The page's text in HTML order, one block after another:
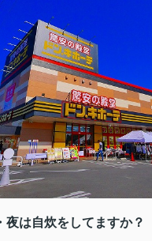
は自炊をしてますか？